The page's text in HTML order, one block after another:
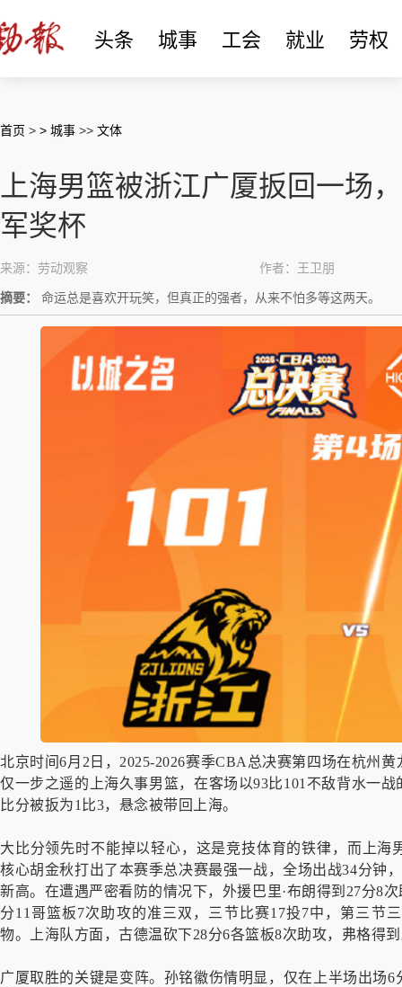
头条 城事 工会 就业 劳权
首页 > > 城事 >> 文体
上海男篮被浙江广厦扳回一场
军奖杯
来源：劳动观察 作者：王卫朋
摘要： 命运总是喜欢开玩笑，但真正的强者，从来不怕多等这两天。
北京时间6月2日，2025-2026赛季CBA总决赛第四场在杭州
仅一步之遥的上海久事男篮，在客场以93比101不敌背水一
比分被扳为1比3，悬念被带回上海。
大比分领先时不能掉以轻心，这是竞技体育的铁律，而上海
核心胡金秋打出了本赛季总决赛最强一战，全场出战34分钟
新高。在遭遇严密看防的情况下，外援巴里·布朗得到27分8
分11哥篮板7次助攻的准三双，三节比赛17投7中，第三节
物。上海队方面，古德温砍下28分6各篮板8次助攻，弗格得
广厦取胜的关键是变阵。孙铭徽伤情明显，仅在上半场出场